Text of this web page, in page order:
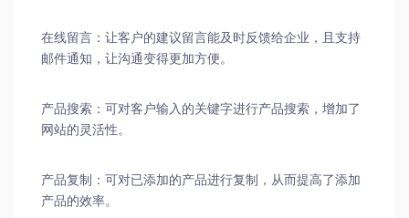
在线留言：让客户的建议留言能及时反馈给企业，且支持
邮件通知，让沟通变得更加方便。
产品搜索：可对客户输入的关键字进行产品搜索，增加了
网站的灵活性。
产品复制：可对已添加的产品进行复制，从而提高了添加
产品的效率。